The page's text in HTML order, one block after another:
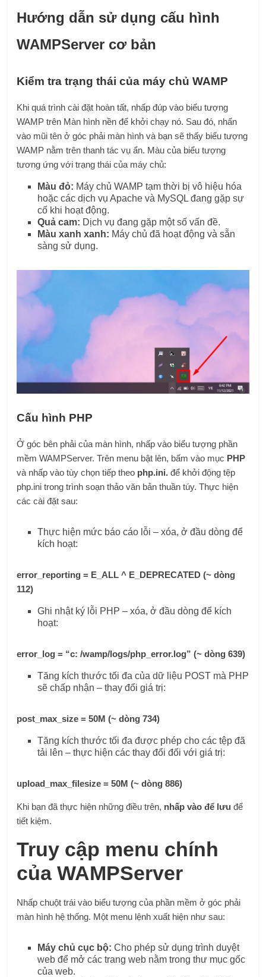
Hướng dẫn sử dụng cấu hình
WAMPServer cơ bản
Kiểm tra trạng thái của máy chủ WAMP
Khi quá trình cài đặt hoàn tất, nhấp đúp vào biểu tượng
WAMP trên Màn hình nền để khởi chạy nó. Sau đó, nhấn
vào mũi tên ở góc phải màn hình và bạn sẽ thấy biểu tượng
WAMP nằm trên thanh tác vụ ẩn. Màu của biểu tượng
tương ứng với trạng thái của máy chủ:
Màu đỏ: Máy chủ WAMP tạm thời bị vô hiệu hóa
hoặc các dịch vụ Apache và MySQL đang gặp sự
cố khi hoạt động.
Quả cam: Dịch vụ đang gặp một số vấn đề.
Màu xanh xanh: Máy chủ đã hoạt động và sẵn
sàng sử dụng.
Cấu hình PHP
Ở góc bên phải của màn hình, nhấp vào biểu tượng phần
mềm WAMPServer. Trên menu bật lên, bấm vào mục PHP
và nhấp vào tùy chọn tiếp theo php.ini. để khởi động tệp
php.ini trong trình soạn thảo văn bản thuần túy. Thực hiện
các cài đặt sau:
Thực hiện mức báo cáo lỗi – xóa, ở đầu dòng để
kích hoạt:
error_reporting = E_ALL ^ ​​E_DEPRECATED (~ dòng
112)
Ghi nhật ký lỗi PHP – xóa, ở đầu dòng để kích
hoạt:
error_log = “c: /wamp/logs/php_error.log” (~ dòng 639)
Tăng kích thước tối đa của dữ liệu POST mà PHP
sẽ chấp nhận – thay đổi giá trị:
post_max_size = 50M (~ dòng 734)
Tăng kích thước tối đa được phép cho các tệp đã
tải lên – thực hiện các thay đổi đối với giá trị:
upload_max_filesize = 50M (~ dòng 886)
Khi bạn đã thực hiện những điều trên, nhấp vào để lưu để
tiết kiệm.
Truy cập menu chính
của WAMPServer
Nhấp chuột trái vào biểu tượng của phần mềm ở góc phải
màn hình hệ thống. Một menu lệnh xuất hiện như sau:
Máy chủ cục bộ:Cho phép sử dụng trình duyệt
web để mở các trang web nằm trong thư mục gốc
của web.